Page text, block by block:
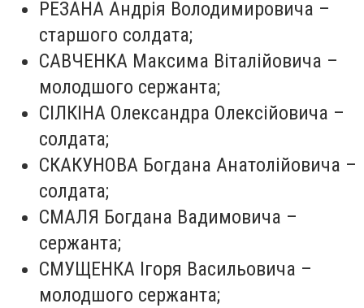
РЕЗАНА Андрія Володимировича –
старшого солдата;
САВЧЕНКА Максима Віталійовича –
молодшого сержанта;
СІЛКІНА Олександра Олексійовича –
солдата;
СКАКУНОВА Богдана Анатолійовича –
солдата;
СМАЛЯ Богдана Вадимовича –
сержанта;
СМУЩЕНКА Ігоря Васильовича –
молодшого сержанта;